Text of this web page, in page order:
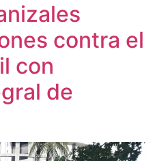
contra el
con
de